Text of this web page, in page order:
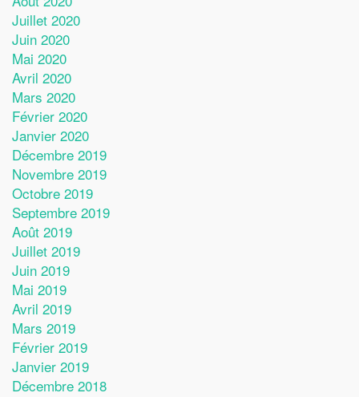
Juillet 2020
Juin 2020
Mai 2020
Avril 2020
Mars 2020
Février 2020
Janvier 2020
Décembre 2019
Novembre 2019
Octobre 2019
Septembre 2019
Août 2019
Juillet 2019
Juin 2019
Mai 2019
Avril 2019
Mars 2019
Février 2019
Janvier 2019
Décembre 2018